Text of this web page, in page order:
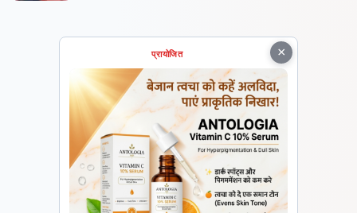
×
प्रायोजित